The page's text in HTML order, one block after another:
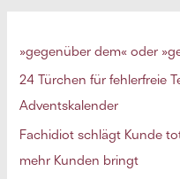
»gegenüber dem« oder
24 Türchen für fehlerfreie
Adventskalender
Fachidiot schlägt Kunde
mehr Kunden bringt